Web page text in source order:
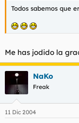
Todos sabemos que
Me has jodido la
NaKo
Freak
11 Dic 2004